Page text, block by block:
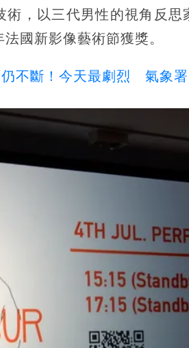
術，以三代男性的視角反
國新影像藝術節獲獎。
不斷！今天最劇烈 氣象